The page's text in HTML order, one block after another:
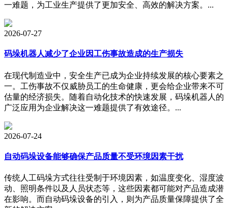
一难题，为工业生产提供了更加安全、高效的解决方案。...
2026-07-27
码垛机器人减少了企业因工伤事故造成的生产损失
在现代制造业中，安全生产已成为企业持续发展的核心要素之
一。工伤事故不仅威胁员工的生命健康，更会给企业带来不可
估量的经济损失。随着自动化技术的快速发展，码垛机器人的
广泛应用为企业解决这一难题提供了有效途径。...
2026-07-24
自动码垛设备能够确保产品质量不受环境因素干扰
传统人工码垛方式往往受制于环境因素，如温度变化、湿度波
动、照明条件以及人员状态等，这些因素都可能对产品造成潜
在影响。而自动码垛设备的引入，则为产品质量保障提供了全